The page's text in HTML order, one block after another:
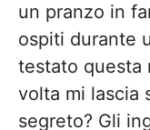
un pranzo in
ospiti durante
testato questa
volta mi lascia
segreto? Gli